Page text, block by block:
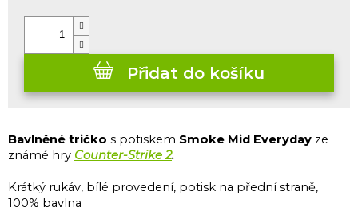
Přidat do košíku
Bavlněné tričko s potiskem Smoke Mid Everyday ze
známé hry Counter-Strike 2.
Krátký rukáv, bílé provedení, potisk na přední straně,
100% bavlna